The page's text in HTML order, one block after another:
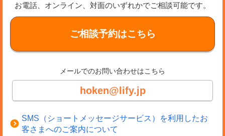
お電話、オンライン、対面のいずれかでご相談可能です。
ご相談予約はこちら
メールでのお問い合わせはこちら
hoken@lify.jp
SMS（ショートメッセージサービス）を利用したお
客さまへのご案内について